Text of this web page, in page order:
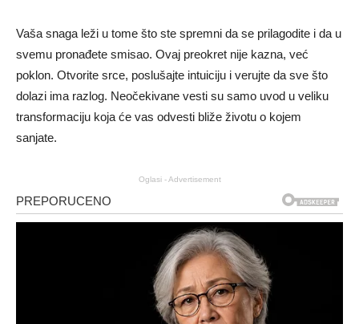
Vaša snaga leži u tome što ste spremni da se prilagodite i da u
svemu pronađete smisao. Ovaj preokret nije kazna, već
poklon. Otvorite srce, poslušajte intuiciju i verujte da sve što
dolazi ima razlog. Neočekivane vesti su samo uvod u veliku
transformaciju koja će vas odvesti bliže životu o kojem
sanjate.
Oglasi - Advertisement